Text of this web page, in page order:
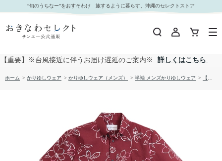
【送料無料】形態安定 ツツジカラー柄 かりゆしウェアP1025-01｜おきなわセレクト サンエー公
式通販
“旬のうちなー”をおすそわけ 旅するように暮らす、沖縄のセレクトストア
【重要】※台風接近に伴うお届け遅延のご案内※ 詳しくはこちら
ホーム > かりゆしウェア > かりゆしウェア（メンズ） > 半袖 メンズかりゆしウェア > 【送料無料】形態安定 ツツジカラー柄 かりゆしウェアP1025-01